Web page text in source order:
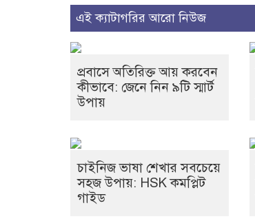
এই ক্যাটাগরির আরো নিউজ
প্রবাসে অতিরিক্ত আয় করবেন
কীভাবে: জেনে নিন ৯টি স্মার্ট
উপায়
চাইনিজ ভাষা শেখার সবচেয়ে
সহজ উপায়: HSK কমপ্লিট
গাইড